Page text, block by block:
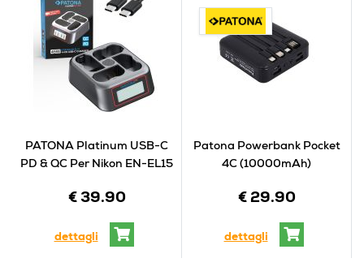
PATONA Platinum USB-C
PD & QC Per Nikon EN-EL15
€ 39.90
dettagli
Patona Powerbank Pocket
4C (10000mAh)
€ 29.90
dettagli